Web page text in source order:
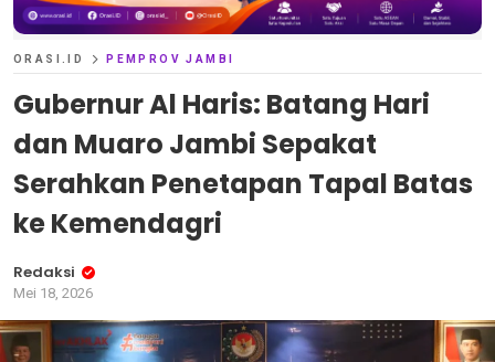
ORASI.ID PEMPROV JAMBI
Gubernur Al Haris: Batang Hari
dan Muaro Jambi Sepakat
Serahkan Penetapan Tapal Batas
ke Kemendagri
Redaksi
Mei 18, 2026